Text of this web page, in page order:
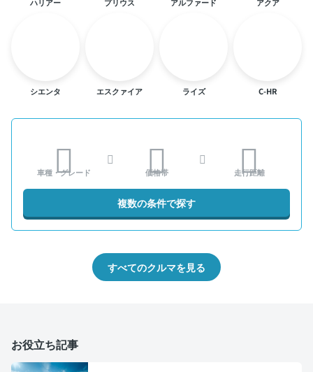
シエンタ エスクァイア ライズ C-HR
車種・グレード 価格帯 走行距離
複数の条件で探す
すべてのクルマを見る
お役立ち記事